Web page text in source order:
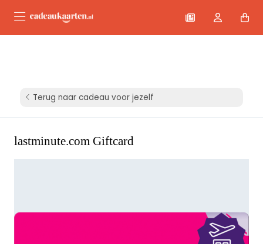
Terug naar cadeau voor jezelf
lastminute.com Giftcard